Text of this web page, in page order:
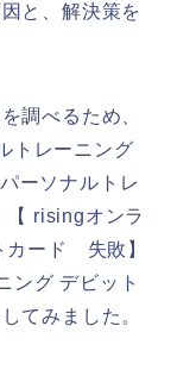
と、解決策を
調べるため、
トレーニング
ーソナルトレ
risingオンラ
カード 失敗】
ング デビット
てみました。